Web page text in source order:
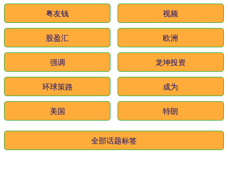
粤友钱 视频
股盈汇 欧洲
强调 龙坤投资
环球策路 成为
美国 特朗
全部话题标签